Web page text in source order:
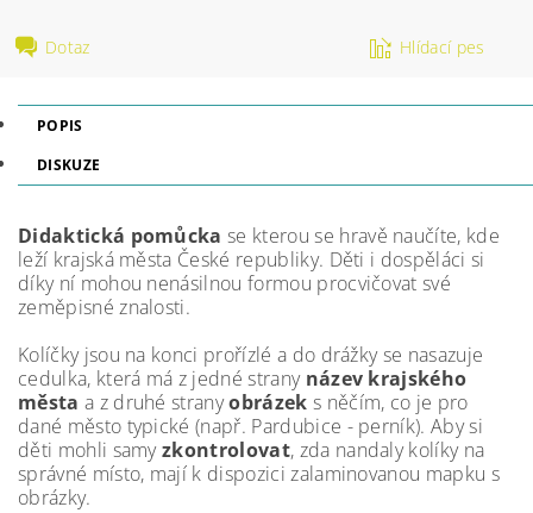
Dotaz Hlídací pes
POPIS
DISKUZE
Didaktická pomůckase kterou se hravě naučíte, kde
leží krajská města České republiky. Děti i dospěláci si
díky ní mohou nenásilnou formou procvičovat své
zeměpisné znalosti.
Kolíčky jsou na konci prořízlé a do drážky se nasazuje
cedulka, která má z jedné strany název krajského
města a z druhé stranyobrázek s něčím, co je pro
dané město typické (např. Pardubice - perník). Aby si
děti mohli samyzkontrolovat, zda nandaly kolíky na
správné místo, mají k dispozici zalaminovanou mapku s
obrázky.